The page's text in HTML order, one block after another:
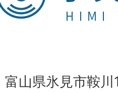
山県氷見市鞍川